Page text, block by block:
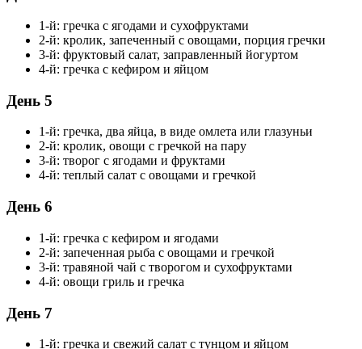
1-й: гречка с ягодами и сухофруктами
2-й: кролик, запеченный с овощами, порция гречки
3-й: фруктовый салат, заправленный йогуртом
4-й: гречка с кефиром и яйцом
День 5
1-й: гречка, два яйца, в виде омлета или глазуньи
2-й: кролик, овощи с гречкой на пару
3-й: творог с ягодами и фруктами
4-й: теплый салат с овощами и гречкой
День 6
1-й: гречка с кефиром и ягодами
2-й: запеченная рыба с овощами и гречкой
3-й: травяной чай с творогом и сухофруктами
4-й: овощи гриль и гречка
День 7
1-й: гречка и свежий салат с тунцом и яйцом